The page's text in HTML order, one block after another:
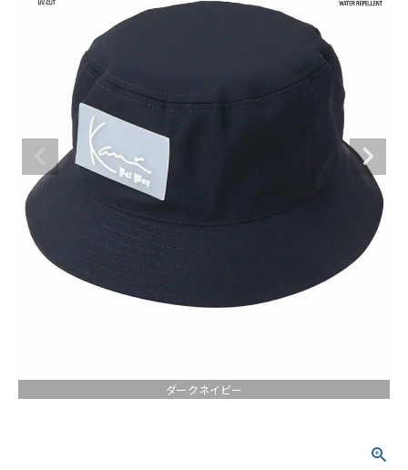
ブランドメニュー
カテゴリー
スタイリング
ニュース・特集
ランキング
ダークネイビー